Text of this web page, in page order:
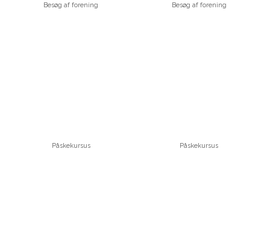
Besøg af forening Besøg af forening
Påskekursus Påskekursus